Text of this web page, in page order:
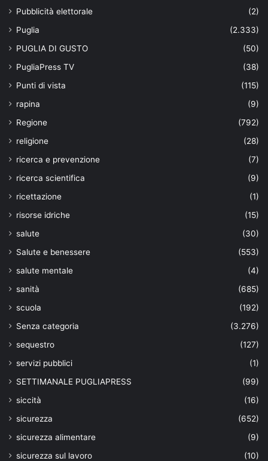
Pubblicità elettorale
(2)
Puglia
(2.333)
PUGLIA DI GUSTO
(50)
PugliaPress TV
(38)
Punti di vista
(115)
rapina
(9)
Regione
(792)
religione
(28)
ricerca e prevenzione
(7)
ricerca scientifica
(9)
ricettazione
(1)
risorse idriche
(15)
salute
(30)
Salute e benessere
(553)
salute mentale
(4)
sanità
(685)
scuola
(192)
Senza categoria
(3.276)
sequestro
(127)
servizi pubblici
(1)
SETTIMANALE PUGLIAPRESS
(99)
siccità
(16)
sicurezza
(652)
sicurezza alimentare
(9)
sicurezza sul lavoro
(10)